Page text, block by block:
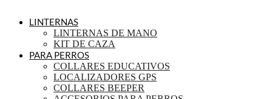
LINTERNAS
LINTERNAS DE MANO
KIT DE CAZA
PARA PERROS
COLLARES EDUCATIVOS
LOCALIZADORES GPS
COLLARES BEEPER